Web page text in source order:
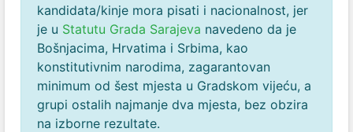
kandidata/kinje mora pisati i nacionalnost, jer
je u Statutu Grada Sarajeva navedeno da je
Bošnjacima, Hrvatima i Srbima, kao
konstitutivnim narodima, zagarantovan
minimum od šest mjesta u Gradskom vijeću, a
grupi ostalih najmanje dva mjesta, bez obzira
na izborne rezultate.